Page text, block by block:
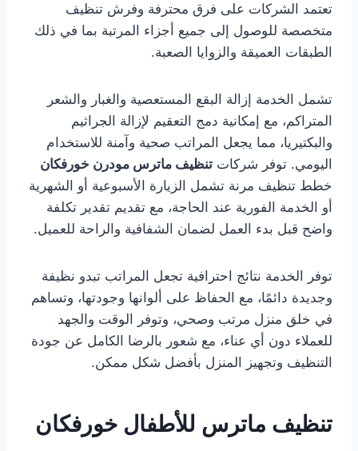
تعتمد الشركات على فرق محترفة وفرش تنظيف
متخصصة للوصول إلى جميع أجزاء المرتبة بما في ذلك
الطبقات العميقة والزوايا الصعبة.
تشمل الخدمة إزالة البقع المستعصية والغبار والشعر
المتراكم، مع إمكانية دمج التعقيم لإزالة الجراثيم
والبكتيريا، مما يجعل المراتب صحية وآمنة للاستخدام
اليومي. توفر شركات تنظيف ماترس مودرن خورفكان
خطط تنظيف مرنة تشمل الزيارة الأسبوعية أو الشهرية
أو الخدمة الفورية عند الحاجة، مع تقديم تقدير تكلفة
واضح قبل بدء العمل لضمان الشفافية والراحة للعميل.
توفر الخدمة نتائج احترافية تجعل المراتب تبدو نظيفة
وجديدة دائمًا، مع الحفاظ على ألوانها وجودتها، وتساهم
في خلق منزل مرتب وصحي، وتوفر الوقت والجهد
للعملاء دون أي عناء، مع شعور بالرضا الكامل عن جودة
التنظيف وتجهيز المنزل بأفضل شكل ممكن.
تنظيف ماترس للأطفال خورفكان